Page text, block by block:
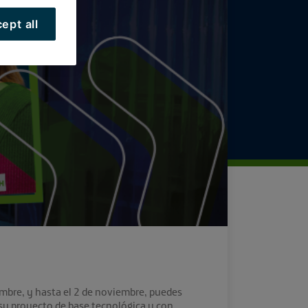
y hasta el 2 de noviembre, puedes
all